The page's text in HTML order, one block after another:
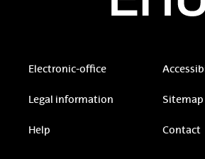
Electronic-office
Legal information Sitemap
Help Contact